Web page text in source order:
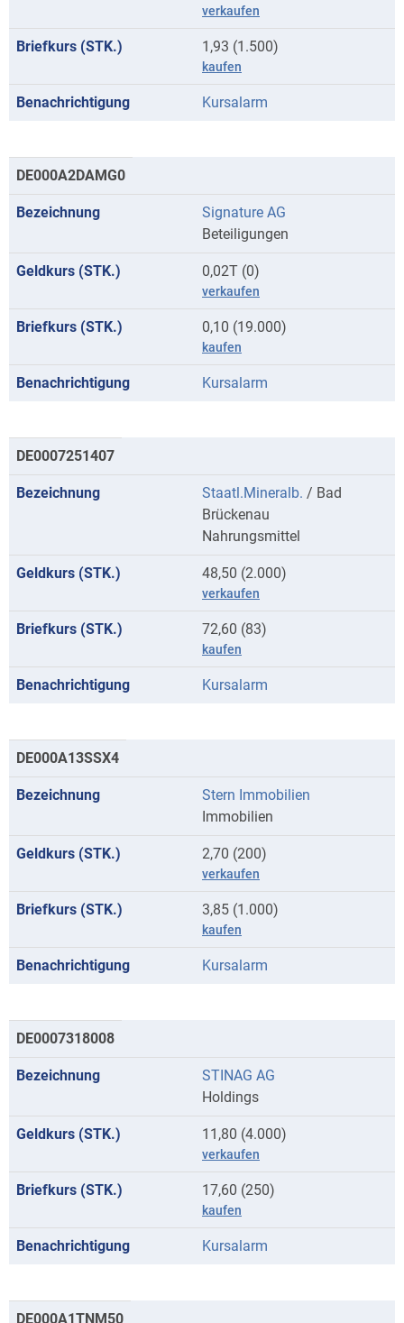
verkaufen
1,93 (1.500)
kaufen
Kursalarm
DE000A2DAMG0
Signature AG
Beteiligungen
0,02T (0)
verkaufen
0,10 (19.000)
kaufen
Kursalarm
DE0007251407
Staatl.Mineralb. / Bad
Brückenau
Nahrungsmittel
48,50 (2.000)
verkaufen
72,60 (83)
kaufen
Kursalarm
DE000A13SSX4
Stern Immobilien
Immobilien
2,70 (200)
verkaufen
3,85 (1.000)
kaufen
Kursalarm
DE0007318008
STINAG AG
Holdings
11,80 (4.000)
verkaufen
17,60 (250)
kaufen
Kursalarm
DE000A1TNM50